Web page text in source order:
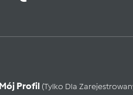
Mój Profil (tylko Dla